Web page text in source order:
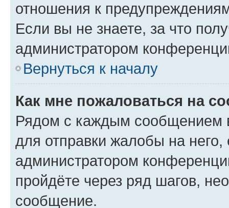
отношения к
Если вы не знаете, за что
администратором
Вернуться к началу
Как мне пожаловаться на
Рядом с каждым сообщением
для отправки жалобы на
администратором
пройдёте через ряд шагов,
сообщение.